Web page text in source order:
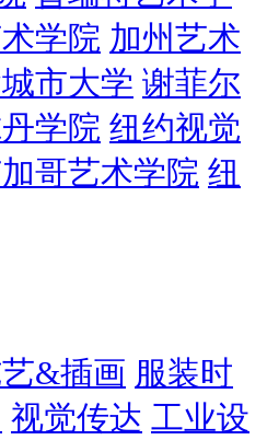
学院 加州艺术
市大学 谢菲尔
学院 纽约视觉
哥艺术学院 纽
&插画 服装时
视觉传达 工业设